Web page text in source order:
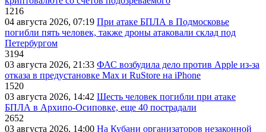
1216
04 августа 2026, 07:19 При атаке БПЛА в Подмосковье
погибли пять человек, также дроны атаковали склад под
Петербургом
3194
03 августа 2026, 21:33 ФАС возбудила дело против Apple из-за
отказа в предустановке Max и RuStore на iPhone
1520
03 августа 2026, 14:42 Шесть человек погибли при атаке
БПЛА в Архипо-Осиповке, еще 40 пострадали
2652
03 августа 2026, 14:00 На Кубани организаторов незаконной